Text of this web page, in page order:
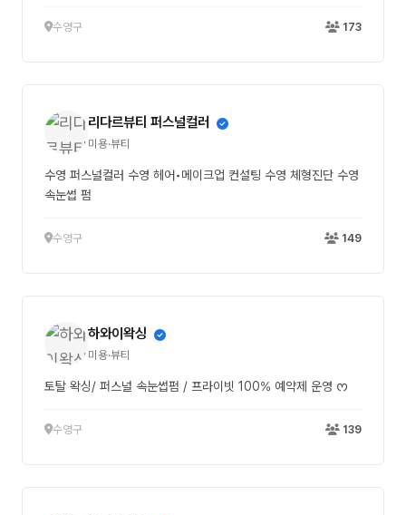
수영구 173
리다르뷰티 퍼스널컬러
미용·뷰티
수영 퍼스널컬러 수영 헤어•메이크업 컨설팅 수영 체형진단 수영
속눈썹 펌
수영구 149
하와이왁싱
미용·뷰티
토탈 왁싱/ 퍼스널 속눈썹펌 / 프라이빗 100% 예약제 운영 ᰔ
수영구 139